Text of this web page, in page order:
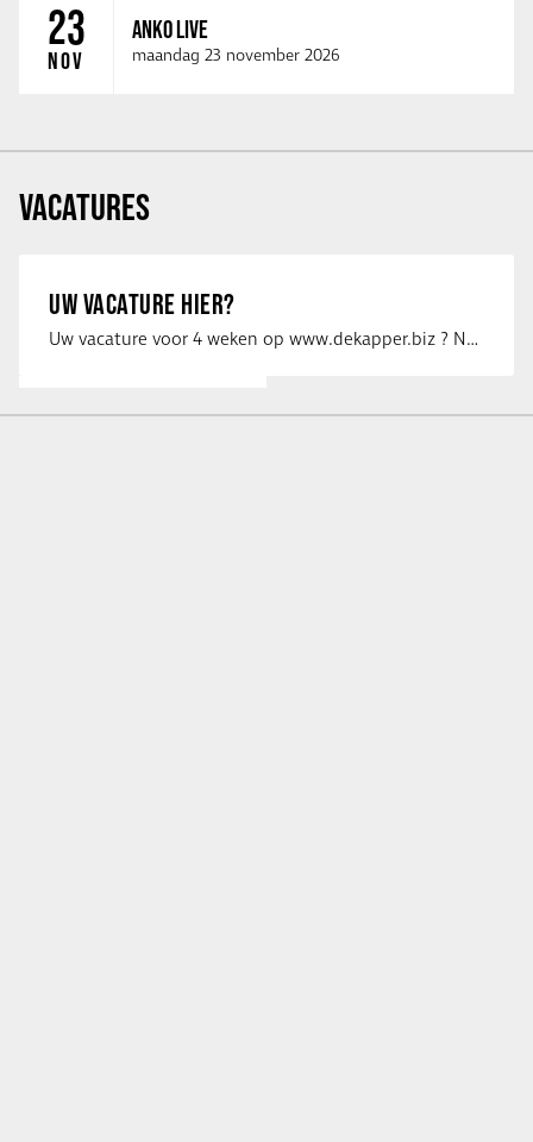
23
NOV
ANKO LIVE
maandag 23 november 2026
VACATURES
UW VACATURE HIER?
Uw vacature voor 4 weken op www.dekapper.biz ? Neem dan contact op met Maaike …